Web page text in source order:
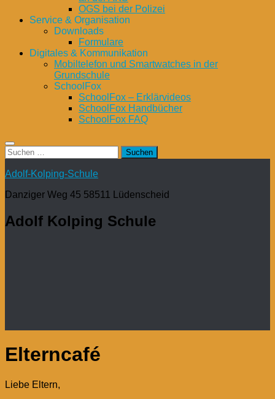
OGS bei der Polizei
Service & Organisation
Downloads
Formulare
Digitales & Kommunikation
Mobiltelefon und Smartwatches in der
Grundschule
SchoolFox
SchoolFox – Erklärvideos
SchoolFox Handbücher
SchoolFox FAQ
Suchen
nach:
Adolf-Kolping-Schule
Danziger Weg 45 58511 Lüdenscheid
Adolf Kolping Schule
Elterncafé
Liebe Eltern,